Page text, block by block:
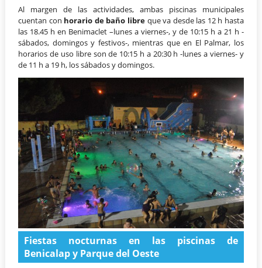
Al margen de las actividades, ambas piscinas municipales
cuentan con horario de baño libreque va desde las 12 h hasta
las 18.45 h en Benimaclet –lunes a viernes-, y de 10:15 h a 21 h -
sábados, domingos y festivos-, mientras que en El Palmar, los
horarios de uso libre son de 10:15 h a 20:30 h -lunes a viernes- y
de 11 h a 19 h, los sábados y domingos.
Fiestas nocturnas en las piscinas de
Benicalap y Parque del Oeste